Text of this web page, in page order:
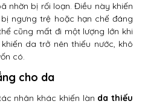
nhờn bị rối loạn. Điều này khiến
ngưng trệ hoặc hạn chế đáng
cũng mất đi một lượng lớn khi
da trở nên thiếu nước, khô
có.
cho da
nhân khác khiến làn da thiếu